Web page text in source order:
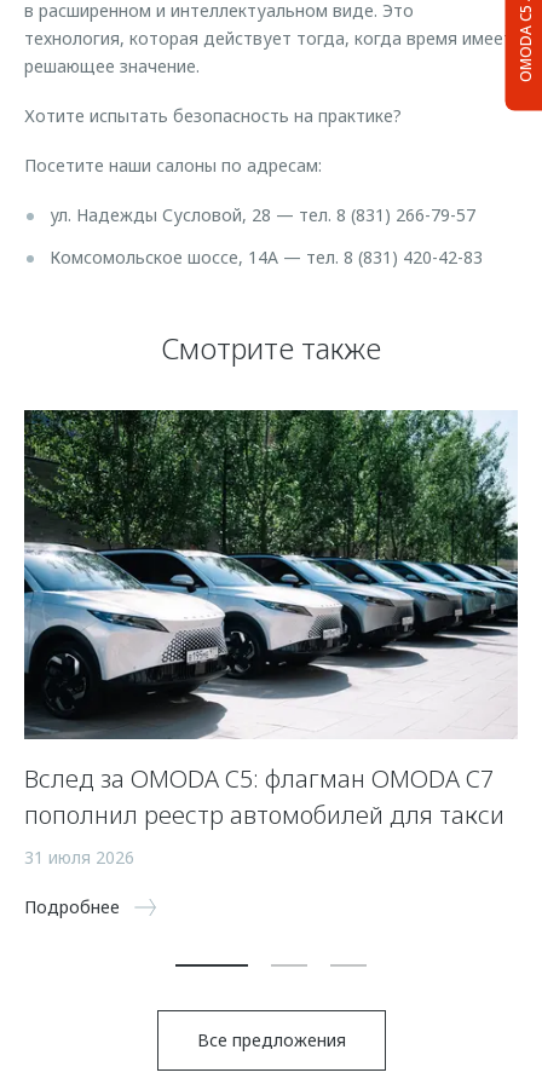
OMODA C5
в расширенном и интеллектуальном виде. Это
технология, которая действует тогда, когда время имеет
решающее значение.
Хотите испытать безопасность на практике?
Посетите наши салоны по адресам:
ул. Надежды Сусловой, 28 — тел. 8 (831) 266-79-57
Комсомольское шоссе, 14А — тел. 8 (831) 420-42-83
Смотрите также
Вслед за OMODA C5: флагман OMODA C7
пополнил реестр автомобилей для такси
31 июля 2026
Подробнее
Все предложения